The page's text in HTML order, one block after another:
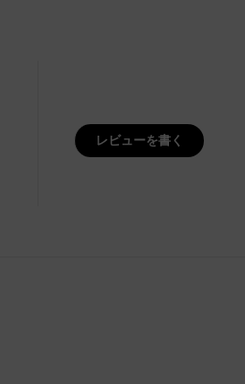
レビューを書く